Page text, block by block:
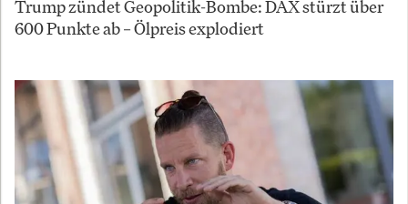
Trump zündet Geopolitik-Bombe: DAX stürzt über
600 Punkte ab – Ölpreis explodiert